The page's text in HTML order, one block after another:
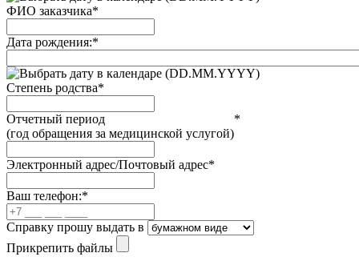
ФИО заказчика*
Дата рождения:*
(DD.MM.YYYY)
Степень родства*
Отчетный период
(год обращения за медицинской услугой)
*
Электронный адрес/Почтовый адрес*
Ваш телефон:*
Справку прошу выдать в
Прикрепить файлы